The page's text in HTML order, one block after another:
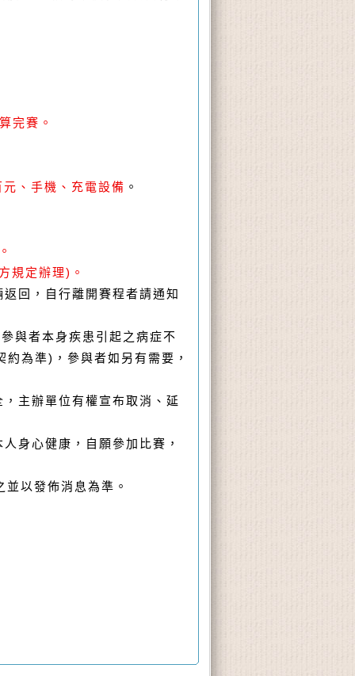
完賽。
、手機、充電設備 。
規定辦理) 。
回，自行離開賽程者請通知
與者本身疾患引起之病症不
約為準) ，參與者如另有需要，
主辦單位有權宣布取消、延
身心健康，自願參加比賽，
以發佈消息為準。